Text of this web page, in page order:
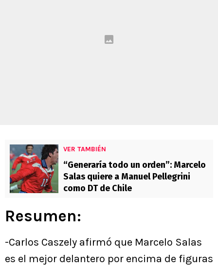
VER TAMBIÉN
“Generaría todo un orden”: Marcelo
Salas quiere a Manuel Pellegrini
como DT de Chile
Resumen:
-Carlos Caszely afirmó que Marcelo Salas
es el mejor delantero por encima de figuras